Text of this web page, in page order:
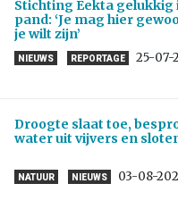
Stichting Eekta gelukkig
pand: ‘Je mag hier
je wilt zijn’
NIEUWS REPORTAGE 25-07-
Droogte slaat toe,
water uit vijvers en
NATUUR NIEUWS 03-08-